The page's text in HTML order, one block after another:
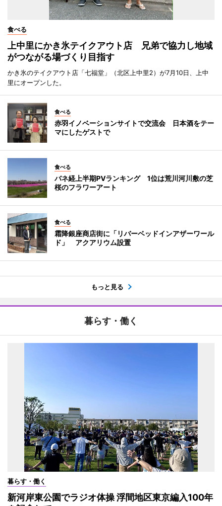
食べる
上中里にかき氷テイクアウト店 兄弟で協力し地域
がつながる場づくり目指す
かき氷のテイクアウト店「七福堂」（北区上中里2）が7月10日、上中
里にオープンした。
食べる
赤羽イノベーションサイトで交流会 日本酒をテー
マにしたゲストで
食べる
バネ経上半期PVランキング 1位は荒川河川敷の芝
桜のフラワーアート
食べる
霜降銀座商店街に「リバーベッドインアザーワール
ド」 アクアリウム設置
もっと見る
暮らす・働く
暮らす・働く
新河岸東公園でラジオ体操 浮間地区東京編入100年